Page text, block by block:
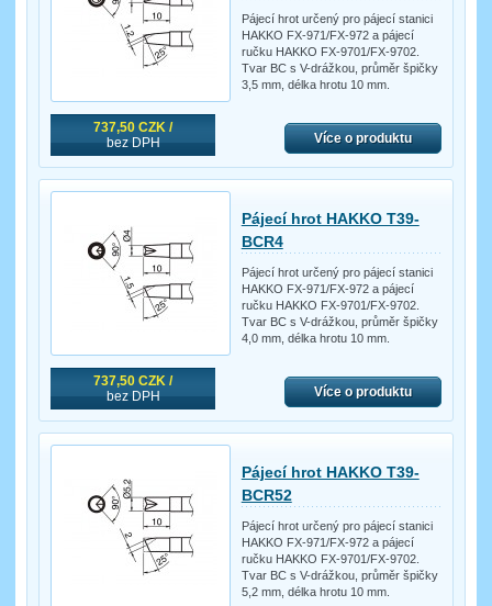
737,50 CZK /
bez DPH
Pájecí hrot určený pro pájecí stanici
HAKKO FX-971/FX-972 a pájecí
ručku HAKKO FX-9701/FX-9702.
Tvar BC s V-drážkou, průměr špičky
3,5 mm, délka hrotu 10 mm.
Více o produktu
737,50 CZK /
bez DPH
Pájecí hrot HAKKO T39-
BCR4
Pájecí hrot určený pro pájecí stanici
HAKKO FX-971/FX-972 a pájecí
ručku HAKKO FX-9701/FX-9702.
Tvar BC s V-drážkou, průměr špičky
4,0 mm, délka hrotu 10 mm.
Více o produktu
Pájecí hrot HAKKO T39-
BCR52
Pájecí hrot určený pro pájecí stanici
HAKKO FX-971/FX-972 a pájecí
ručku HAKKO FX-9701/FX-9702.
Tvar BC s V-drážkou, průměr špičky
5,2 mm, délka hrotu 10 mm.